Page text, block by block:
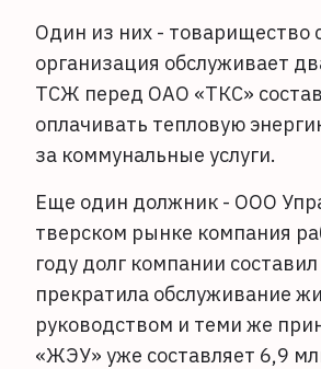
Один из них - товарищество
организация обслуживает
ТСЖ перед ОАО «ТКС»
оплачивать тепловую
за коммунальные услуги.
Еще один должник - ООО
тверском рынке компания
году долг компании
прекратила обслуживание
руководством и теми же
«ЖЭУ» уже составляет 6,9